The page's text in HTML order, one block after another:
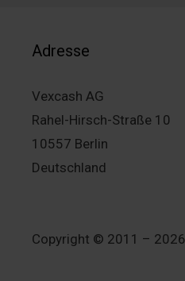
Adresse
Vexcash AG
Rahel-Hirsch-Straße 10
10557 Berlin
Deutschland
Copyright © 2011 – 2026